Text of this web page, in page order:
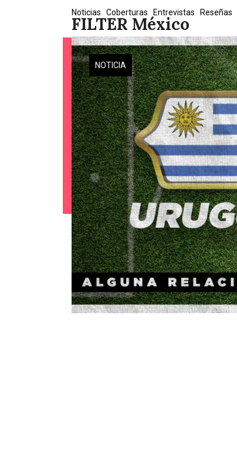
FILTER México
Noticias Coberturas Entrevistas Reseñas
NOTICIA